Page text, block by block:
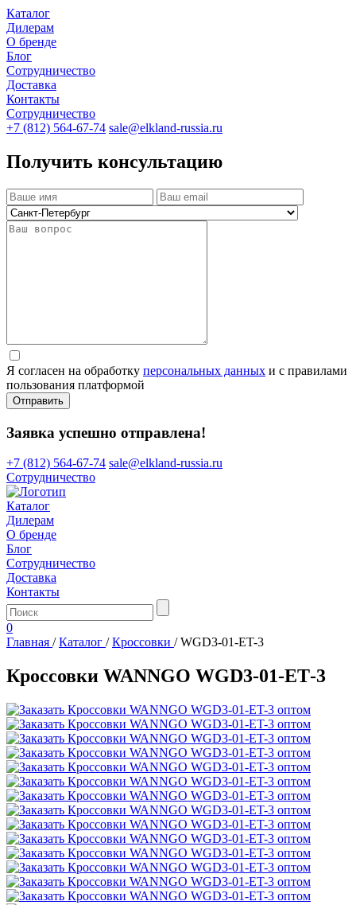
Каталог
Дилерам
О бренде
Блог
Сотрудничество
Доставка
Контакты
Сотрудничество
+7 (812) 564-67-74 sale@elkland-russia.ru
Получить консультацию
Я согласен на обработку персональных данных и с правилами
пользования платформой
Отправить
Заявка успешно отправлена!
+7 (812) 564-67-74 sale@elkland-russia.ru
Сотрудничество
Каталог
Дилерам
О бренде
Блог
Сотрудничество
Доставка
Контакты
0
Главная / Каталог / Кроссовки / WGD3-01-ET-3
Кроссовки WANNGO WGD3‑01‑ET‑3